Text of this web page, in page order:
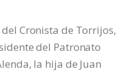
Cronista de Torrijos,
del Patronato
la hija de Juan